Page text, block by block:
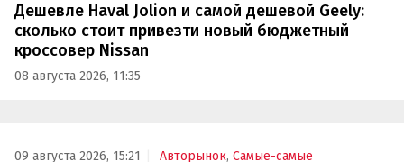
Дешевле Haval Jolion и самой дешевой Geely:
сколько стоит привезти новый бюджетный
кроссовер Nissan
08 августа 2026, 11:35
09 августа 2026, 15:21 Авторынок, Самые-самые